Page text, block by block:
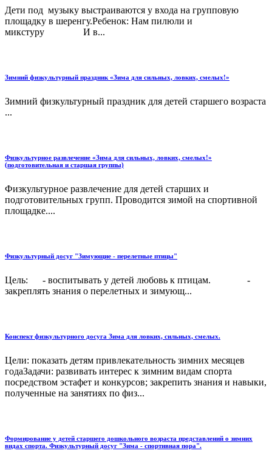
Дети под музыку выстраиваются у входа на групповую
площадку в шеренгу.Ребенок: Нам пилюли и
микстуру И в...
Зимний физкультурный праздник «Зима для сильных, ловких, смелых!»
Зимний физкультурный праздник для детей старшего возраста
...
Физкультурное развлечение «Зима для сильных, ловких, смелых!»
(подготовительная и старшая группы)
Физкультурное развлечение для детей старших и
подготовительных групп. Проводится зимой на спортивной
площадке....
Физкультурный досуг "Зимующие - перелетные птицы"
Цель: - воспитывать у детей любовь к птицам. -
закреплять знания о перелетных и зимующ...
Конспект физкультурного досуга Зима для ловких, сильных, смелых.
Цели: показать детям привлекательность зимних месяцев
годаЗадачи: развивать интерес к зимним видам спорта
посредством эстафет и конкурсов; закрепить знания и навыки,
полученные на занятиях по физ...
Формирование у детей старшего дошкольного возраста представлений о зимних
видах спорта. Физкультурный досуг "Зима - спортивная пора".